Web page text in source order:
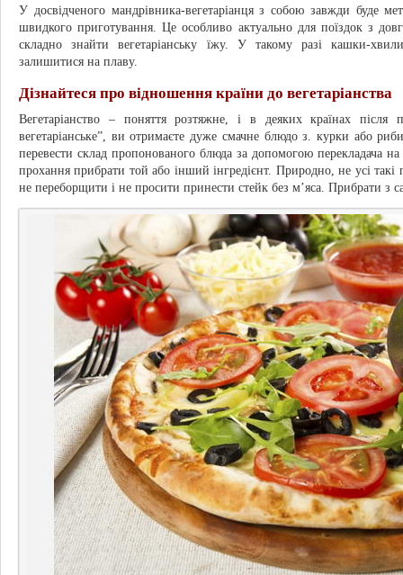
У досвідченого мандрівника-вегетаріанця з собою завжди буде
швидкого приготування. Це особливо актуально для поїздок з
складно знайти вегетаріанську їжу. У такому разі кашки-
залишитися на плаву.
Дізнайтеся про відношення країни до вегетаріанства
Вегетаріанство – поняття розтяжне, і в деяких країнах після
вегетаріанське”, ви отримаєте дуже смачне блюдо з. курки або
перевести склад пропонованого блюда за допомогою перекладача на
прохання прибрати той або інший інгредієнт. Природно, не усі такі
не переборщити і не просити принести стейк без м’яса. Прибрати з